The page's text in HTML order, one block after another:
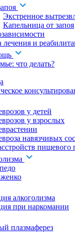
Экстренное
Капельница от запоя
и
что делать?
у детей
у взрослых
навязчивых
алкоголизма
при наркомании
плазмаферез